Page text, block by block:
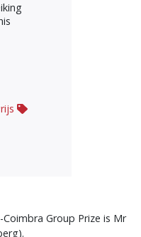
Group Prize is Mr